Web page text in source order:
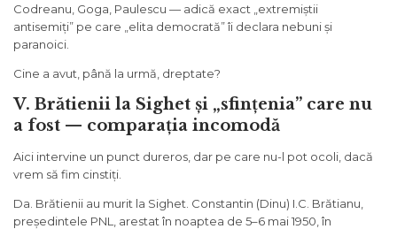
Codreanu, Goga, Paulescu — adică exact „extremiștii
antisemiți” pe care „elita democrată” îi declara nebuni și
paranoici.
Cine a avut, până la urmă, dreptate?
V. Brătienii la Sighet și „sfințenia” care nu
a fost — comparația incomodă
Aici intervine un punct dureros, dar pe care nu-l pot ocoli, dacă
vrem să fim cinstiți.
Da. Brătienii au murit la Sighet. Constantin (Dinu) I.C. Brătianu,
președintele PNL, arestat în noaptea de 5–6 mai 1950, în